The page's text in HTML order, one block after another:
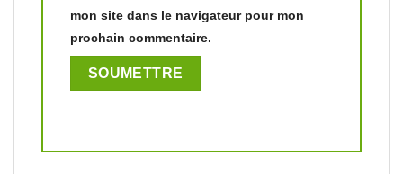
mon site dans le navigateur pour mon
prochain commentaire.